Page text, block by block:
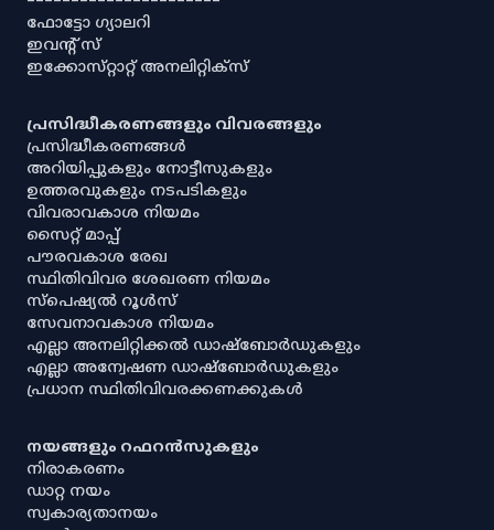
ഫോട്ടോ ഗ്യാലറി
ഇവൻ്റ് സ്
ഇക്കോസ്‌റ്റാറ്റ് അനലിറ്റിക്‌സ്
പ്രസിദ്ധീകരണങ്ങളും വിവരങ്ങളും
പ്രസിദ്ധീകരണങ്ങൾ
അറിയിപ്പുകളും നോട്ടീസുകളും
ഉത്തരവുകളും നടപടികളും
വിവരാവകാശ നിയമം
സൈറ്റ് മാപ്പ്
പൗരവകാശ രേഖ
സ്ഥിതിവിവര ശേഖരണ നിയമം
സ്‌പെഷ്യൽ റൂൾസ്
സേവനാവകാശ നിയമം
എല്ലാ അനലിറ്റിക്കൽ ഡാഷ്‌ബോർഡുകളും
എല്ലാ അന്വേഷണ ഡാഷ്‌ബോർഡുകളും
പ്രധാന സ്ഥിതിവിവരക്കണക്കുകൾ
നയങ്ങളും റഫറൻസുകളും
നിരാകരണം
ഡാറ്റ നയം
സ്വകാര്യതാനയം